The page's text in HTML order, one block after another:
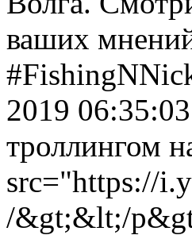
ваших
2019
троллингом
src="https://
/&gt;&lt;/